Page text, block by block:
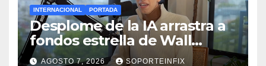
INTERNACIONAL PORTADA
Desplome de la IA arrastra a
fondos estrella de Wall
Street
AGOSTO 7, 2026 SOPORTEINFIX